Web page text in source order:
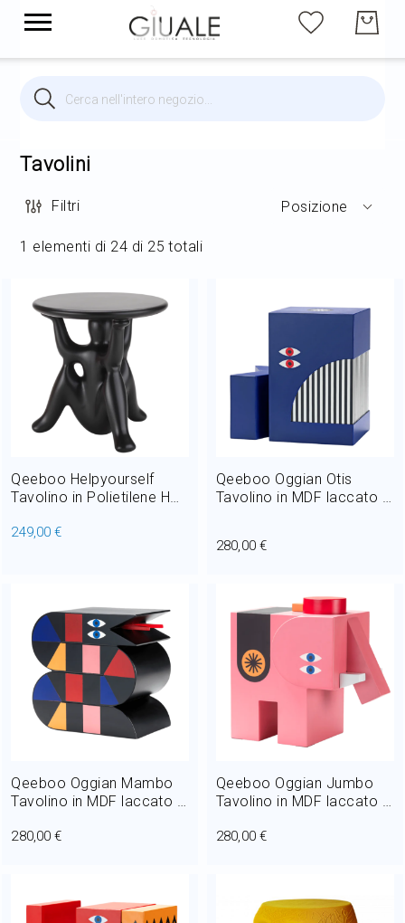
CercaBrands
Illuminazione per interni
Arredo Giardino
Home Decor
Outlet
Il mio Account
Tavolini
1 elementi di 24 di 25 totali
Filtri Posizione
Qeeboo Helpyourself
Tavolino in Polietilene H
249,00 €
Qeeboo Oggian Otis
Tavolino in MDF laccato H
280,00 €
Qeeboo Oggian Mambo
Tavolino in MDF laccato H
280,00 €
Qeeboo Oggian Jumbo
Tavolino in MDF laccato H
280,00 €